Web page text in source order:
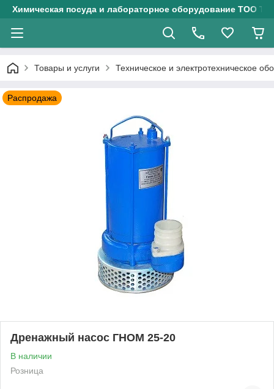
Химическая посуда и лабораторное оборудование ТОО
Товары и услуги Техническое и электротехническое
Распродажа
Дренажный насос ГНОМ 25-20
В наличии
Розница